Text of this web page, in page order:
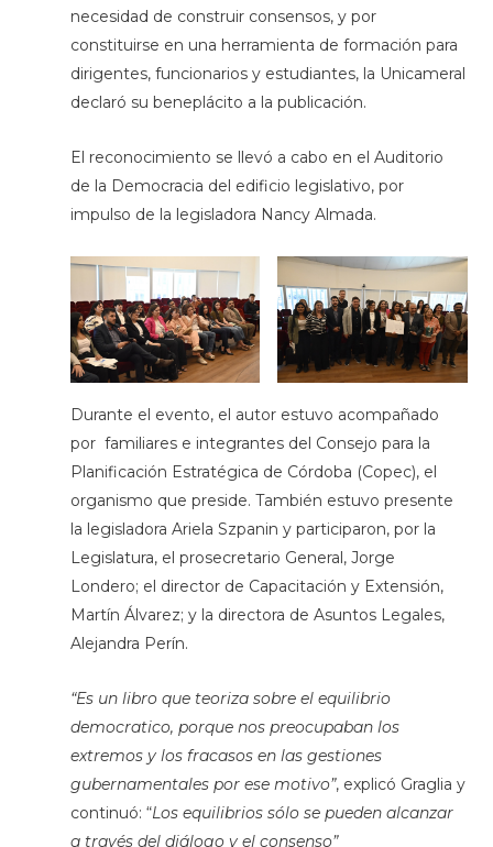
necesidad de construir consensos, y por
constituirse en una herramienta de formación para
dirigentes, funcionarios y estudiantes, la Unicameral
declaró su beneplácito a la publicación.
El reconocimiento se llevó a cabo en el Auditorio
de la Democracia del edificio legislativo, por
impulso de la legisladora Nancy Almada.
Durante el evento, el autor estuvo acompañado
por familiares e integrantes del Consejo para la
Planificación Estratégica de Córdoba (Copec), el
organismo que preside. También estuvo presente
la legisladora Ariela Szpanin y participaron, por la
Legislatura, el prosecretario General, Jorge
Londero; el director de Capacitación y Extensión,
Martín Álvarez; y la directora de Asuntos Legales,
Alejandra Perín.
“Es un libro que teoriza sobre el equilibrio
democratico, porque nos preocupaban los
extremos y los fracasos en las gestiones
gubernamentales por ese motivo”, explicó Graglia y
continuó: “Los equilibrios sólo se pueden alcanzar
a través del diálogo y el consenso”